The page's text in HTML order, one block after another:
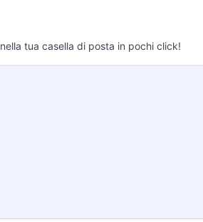
tua casella di posta in pochi click!